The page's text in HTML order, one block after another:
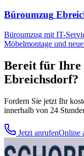
Büroumzug
Büroumzug mit IT-
Möbelmontage und
Bereit für Ihre
Ebreichsdorf?
Fordern Sie jetzt Ihr
innerhalb von 24
Jetzt anrufenOnline